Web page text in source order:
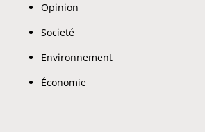
Opinion
Societé
Environnement
Économie